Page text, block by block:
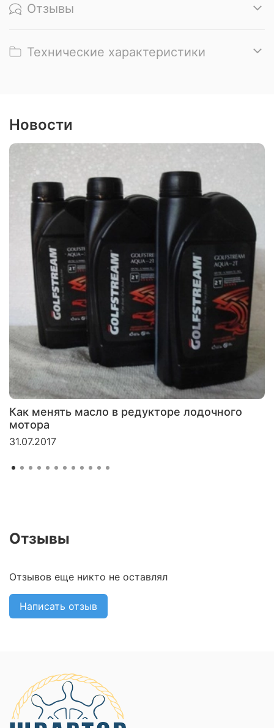
Отзывы
Технические характеристики
Новости
Как менять масло в редукторе лодочного
мотора
31.07.2017
Отзывы
Отзывов еще никто не оставлял
Написать отзыв